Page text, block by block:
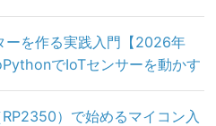
ーを作る実践入門【2026年
でIoTセンサーを動かす
）で始めるマイコン入